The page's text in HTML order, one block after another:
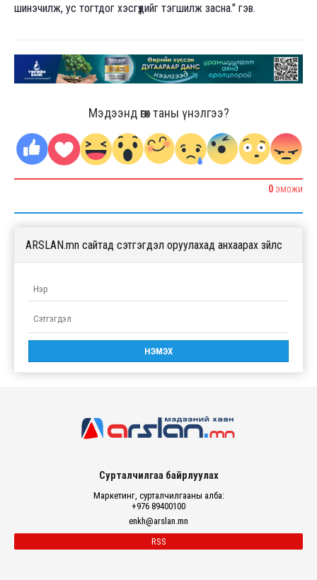
шинэчилж, ус тогтдог хэсгүүдийг тэгшилж засна." гэв.
Мэдээнд өгөх таны үнэлгээ?
0 ЭМОЖИ
ARSLAN.mn сайтад сэтгэгдэл оруулахад анхаарах зүйлс
Сурталчилгаа байрлуулах
Маркетинг, сурталчилгааны алба:
+976 89400100
enkh@arslan.mn
RSS